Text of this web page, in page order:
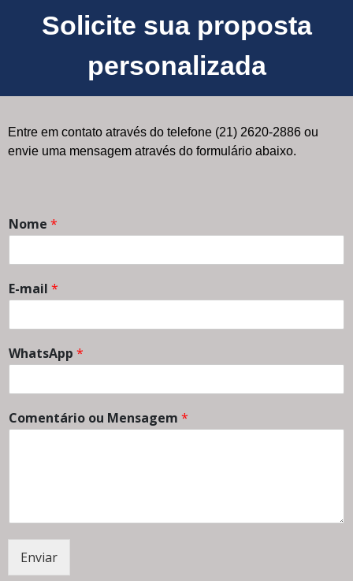
Solicite sua proposta
personalizada
Entre em contato através do telefone (21) 2620-2886 ou
envie uma mensagem através do formulário abaixo.
Nome *
E-mail *
WhatsApp *
Comentário ou Mensagem *
Enviar